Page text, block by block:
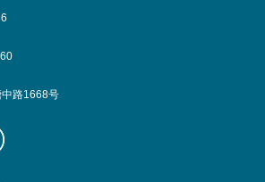
路1668号